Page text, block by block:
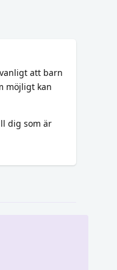
att barn
möjligt kan
dig som är